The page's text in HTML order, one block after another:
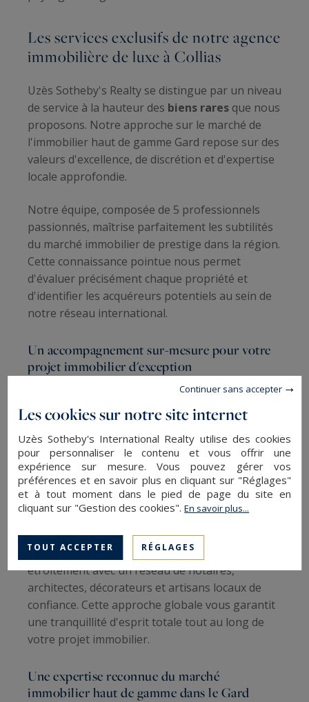
Les services exclusifs de notre agence
immobilière de luxe à Collias
Uzès Sotheby's Realty se distingue par un niveau
de service à la hauteur des biens rares que nous
proposons. Notre approche sur le marché de
l'immobilier haut de gamme Gard repose sur des
valeurs d'excellence, de discrétion et d'expertise
locale approfondie.
Notre équipe, composée de 5 professionnels
passionnés, maîtrise parfaitement les subtilités
du marché immobilier de prestige dans la région.
Cette connaissance pointue nous permet
d'évaluer précisément chaque propriété et
d'identifier les acquéreurs potentiels au sein de
notre réseau international.
Un accompagnement sur-mesure pour votre
projet immobilier d'exception
luxueuse Colliasou confier la vente de votre
bien d'exception, notre agence vous assure un
suivi personnalisé. Notre équipe se rend
disponible selon vos contraintes, y compris en
soirée ou le week-end pour les clients
internationaux.
Nous coordonnons l'ensemble des démarches
administratives et juridiques, collaborant
étroitement avec un réseau de notaires,
architectes, décorateurs et artisans locaux de
confiance. Cette approche globale vous garantit
une tranquillité d'esprit totale tout au long de
votre projet immobilier.
Une expertise reconnue du marché
immobilier haut de gamme dans le Gard
Les cookies sur notre site internet
Uzès Sotheby's International Realty utilise des cookies
pour personnaliser le contenu et vous offrir une
expérience sur mesure. Vous pouvez gérer vos
préférences et en savoir plus en cliquant sur "Réglages"
et à tout moment dans le pied de page du site en
cliquant sur "Gestion des cookies".En savoir plus...
TOUT ACCEPTER RÉGLAGES
Continuer sans accepter